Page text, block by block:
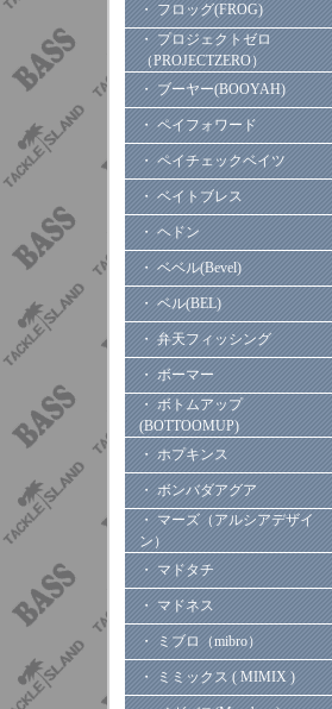
・ フロッグ(FROG)
・ プロジェクトゼロ
（PROJECTZERO）
・ ブーヤー(BOOYAH)
・ ペイフォワード
・ ペイチェックベイツ
・ ベイトブレス
・ ヘドン
・ ベベル(Bevel)
・ ベル(BEL)
・ 弁天フィッシング
・ ボーマー
・ ボトムアップ
(BOTTOOMUP)
・ ホプキンス
・ ボンバダアグア
・ マーズ（アルシアデザイ
ン）
・ マドタチ
・ マドネス
・ ミブロ（mibro）
・ ミミックス ( MIMIX )